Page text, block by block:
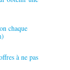
chaque
à ne pas